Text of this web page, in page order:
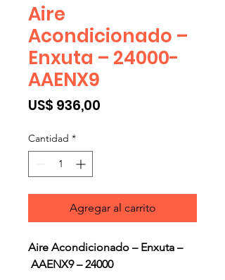
Aire
Acondicionado –
Enxuta – 24000-
AAENX9
US$ 936,00
Cantidad *
Agregar al carrito
Aire Acondicionado – Enxuta –
AAENX9 – 24000